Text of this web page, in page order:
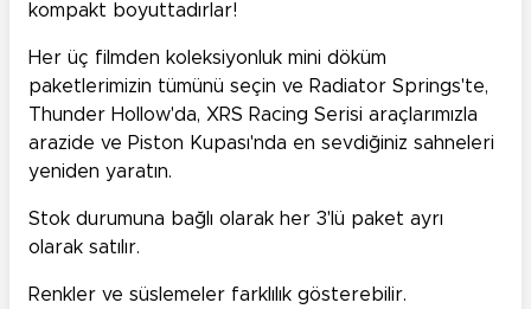
kompakt boyuttadırlar!
Her üç filmden koleksiyonluk mini döküm
paketlerimizin tümünü seçin ve Radiator Springs'te,
Thunder Hollow'da, XRS Racing Serisi araçlarımızla
arazide ve Piston Kupası'nda en sevdiğiniz sahneleri
yeniden yaratın.
Stok durumuna bağlı olarak her 3'lü paket ayrı
olarak satılır.
Renkler ve süslemeler farklılık gösterebilir.